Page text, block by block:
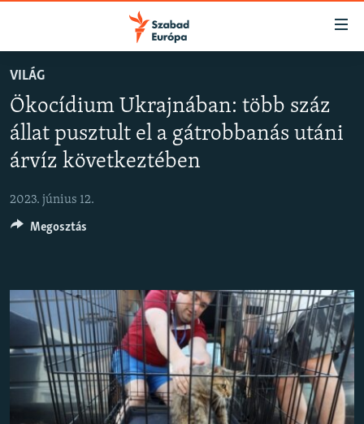
Akadálymentes
Ugrás
fő
oldalra
Ugrás
AKTUÁLIS
PODCASTOK
ELEMZŐ
NER15
TÁRSADALOM
DEMOKRÁCIA
A PÉNZ NYOMÁBAN
EURÓPAI UNIÓ
VILÁG
VILÁG
Ökocídium Ukrajnában: több száz
állat pusztult el a gátrobbanás utáni
árvíz következtében
2023. június 12.
Megosztás
FELIRATKOZÁS